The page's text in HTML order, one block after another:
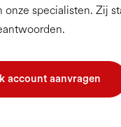
onze specialisten. Zij
account aanvragen